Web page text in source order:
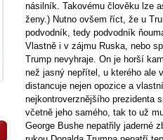
násilník. Takovému člověku lze
ženy.) Nutno ovšem říct, že u
podvodník, tedy podvodník
Vlastně i v zájmu Ruska, nebo
Trump nevyhraje. On je horší
než jasný nepřítel, u kterého ale
distancuje nejen opozice a
nejkontroverznějšího prezidenta
včetně jeho samého, tak to už
George Bushe nepatřily jaderné